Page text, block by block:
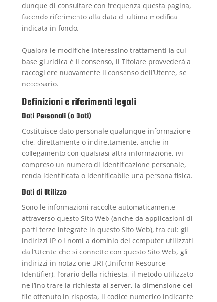
dunque di consultare con frequenza questa pagina,
facendo riferimento alla data di ultima modifica
indicata in fondo.
Qualora le modifiche interessino trattamenti la cui
base giuridica è il consenso, il Titolare provvederà a
raccogliere nuovamente il consenso dell’Utente, se
necessario.
Definizioni e riferimenti legali
Dati Personali (o Dati)
Costituisce dato personale qualunque informazione
che, direttamente o indirettamente, anche in
collegamento con qualsiasi altra informazione, ivi
compreso un numero di identificazione personale,
renda identificata o identificabile una persona fisica.
Dati di Utilizzo
Sono le informazioni raccolte automaticamente
attraverso questo Sito Web (anche da applicazioni di
parti terze integrate in questo Sito Web), tra cui: gli
indirizzi IP o i nomi a dominio dei computer utilizzati
dall’Utente che si connette con questo Sito Web, gli
indirizzi in notazione URI (Uniform Resource
Identifier), l’orario della richiesta, il metodo utilizzato
nell’inoltrare la richiesta al server, la dimensione del
file ottenuto in risposta, il codice numerico indicante